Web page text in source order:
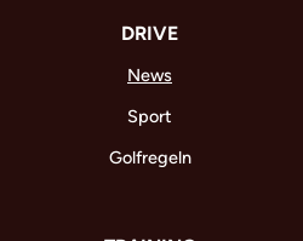
DRIVE
News
Sport
Golfregeln